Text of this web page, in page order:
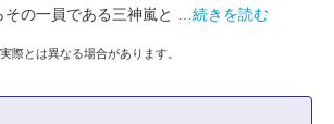
の一員である三神嵐と
…続きを読む
際とは異なる場合があります。